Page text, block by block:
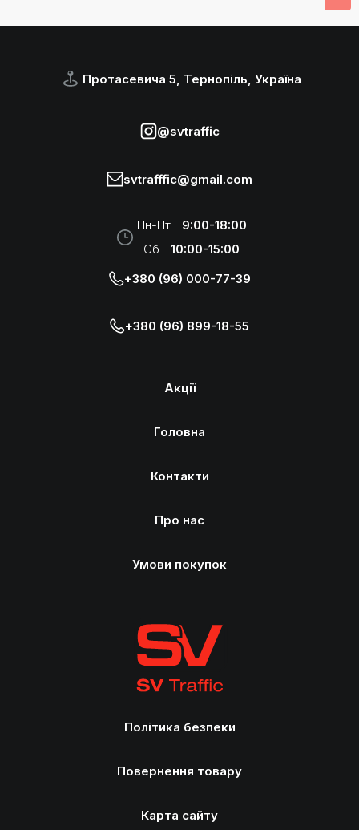
Політика безпеки
Повернення товару
Карта сайту
Акції
Головна
Контакти
Про нас
Умови покупок
Протасевича 5, Тернопіль, Україна
@svtraffic
svtrafffic@gmail.com
Пн-Пт
9:00-18:00
Сб
10:00-15:00
+380 (96) 000-77-39
+380 (96) 899-18-55